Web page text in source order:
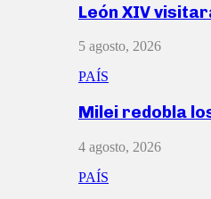
León XIV
5 agosto, 2026
PAÍS
Milei redobla
4 agosto, 2026
PAÍS